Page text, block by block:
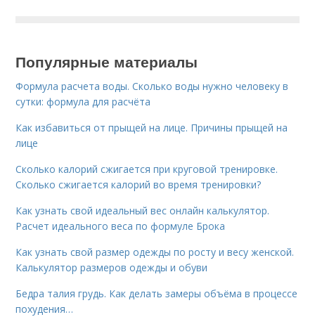
Популярные материалы
Формула расчета воды. Сколько воды нужно человеку в
сутки: формула для расчёта
Как избавиться от прыщей на лице. Причины прыщей на
лице
Сколько калорий сжигается при круговой тренировке.
Сколько сжигается калорий во время тренировки?
Как узнать свой идеальный вес онлайн калькулятор.
Расчет идеального веса по формуле Брока
Как узнать свой размер одежды по росту и весу женской.
Калькулятор размеров одежды и обуви
Бедра талия грудь. Как делать замеры объёма в процессе
похудения…